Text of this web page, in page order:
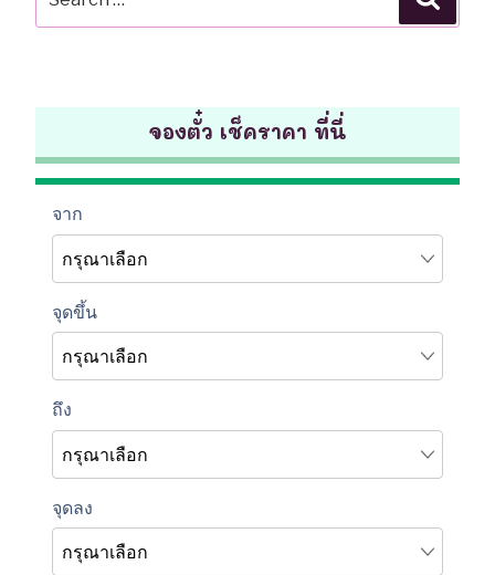
for:
จองตั๋ว เช็คราคา ที่นี่